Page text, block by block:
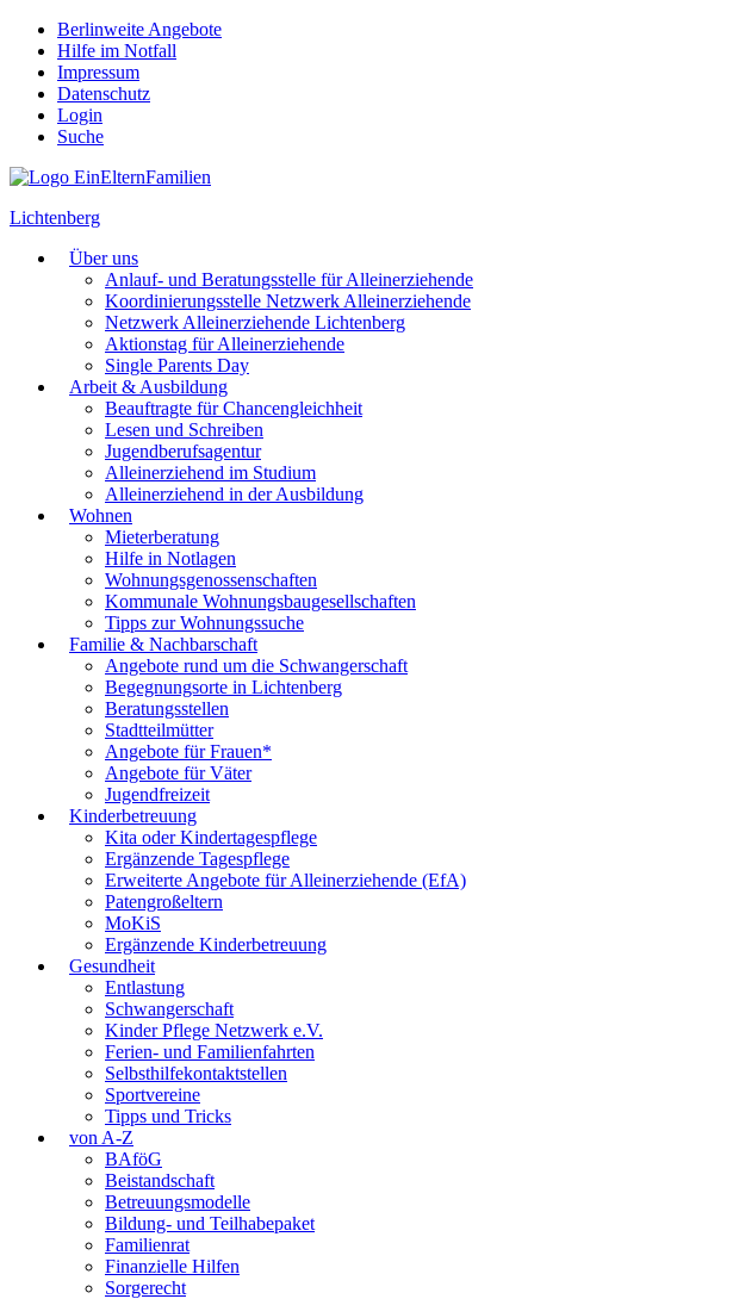
Berlinweite Angebote
Hilfe im Notfall
Impressum
Datenschutz
Login
Suche
Lichtenberg
Über uns
Anlauf- und Beratungsstelle für Alleinerziehende
Koordinierungsstelle Netzwerk Alleinerziehende
Netzwerk Alleinerziehende Lichtenberg
Aktionstag für Alleinerziehende
Single Parents Day
Arbeit & Ausbildung
Beauftragte für Chancengleichheit
Lesen und Schreiben
Jugendberufsagentur
Alleinerziehend im Studium
Alleinerziehend in der Ausbildung
Wohnen
Mieterberatung
Hilfe in Notlagen
Wohnungsgenossenschaften
Kommunale Wohnungsbaugesellschaften
Tipps zur Wohnungssuche
Familie & Nachbarschaft
Angebote rund um die Schwangerschaft
Begegnungsorte in Lichtenberg
Beratungsstellen
Stadtteilmütter
Angebote für Frauen*
Angebote für Väter
Jugendfreizeit
Kinderbetreuung
Kita oder Kindertagespflege
Ergänzende Tagespflege
Erweiterte Angebote für Alleinerziehende (EfA)
Patengroßeltern
MoKiS
Ergänzende Kinderbetreuung
Gesundheit
Entlastung
Schwangerschaft
Kinder Pflege Netzwerk e.V.
Ferien- und Familienfahrten
Selbsthilfekontaktstellen
Sportvereine
Tipps und Tricks
von A-Z
BAföG
Beistandschaft
Betreuungsmodelle
Bildung- und Teilhabepaket
Familienrat
Finanzielle Hilfen
Sorgerecht